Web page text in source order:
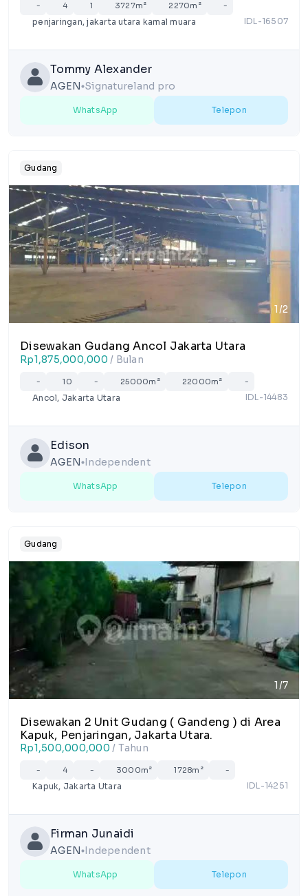
- 4 1 3727m² 2270m² -
penjaringan, jakarta utara kamal muara IDL-16507
Tommy Alexander
AGEN lens Signatureland pro
WhatsApp Telepon
Gudang
1/2
Disewakan Gudang Ancol Jakarta Utara
Rp1,875,000,000 / Bulan
- 10 - 25000m² 22000m² -
Ancol, Jakarta Utara IDL-14483
Edison
AGEN lens Independent
WhatsApp Telepon
Gudang
1/7
Disewakan 2 Unit Gudang ( Gandeng ) di Area
Kapuk, Penjaringan, Jakarta Utara.
Rp1,500,000,000 / Tahun
- 4 - 3000m² 1728m² -
Kapuk, Jakarta Utara IDL-14251
Firman Junaidi
AGEN lens Independent
WhatsApp Telepon